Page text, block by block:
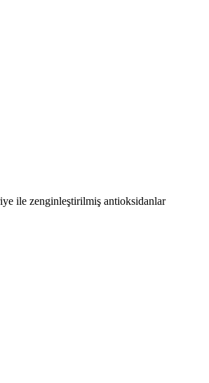
ile zenginleştirilmiş antioksidanlar